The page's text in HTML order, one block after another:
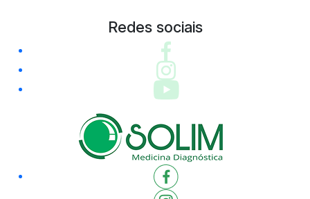
Redes sociais